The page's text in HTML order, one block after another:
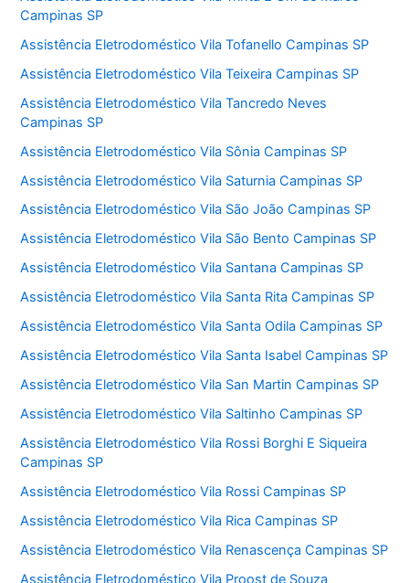
Campinas SP
Assistência Eletrodoméstico Vila Tofanello Campinas SP
Assistência Eletrodoméstico Vila Teixeira Campinas SP
Assistência Eletrodoméstico Vila Tancredo Neves
Campinas SP
Assistência Eletrodoméstico Vila Sônia Campinas SP
Assistência Eletrodoméstico Vila Saturnia Campinas SP
Assistência Eletrodoméstico Vila São João Campinas SP
Assistência Eletrodoméstico Vila São Bento Campinas SP
Assistência Eletrodoméstico Vila Santana Campinas SP
Assistência Eletrodoméstico Vila Santa Rita Campinas SP
Assistência Eletrodoméstico Vila Santa Odila Campinas SP
Assistência Eletrodoméstico Vila Santa Isabel Campinas SP
Assistência Eletrodoméstico Vila San Martin Campinas SP
Assistência Eletrodoméstico Vila Saltinho Campinas SP
Assistência Eletrodoméstico Vila Rossi Borghi E Siqueira
Campinas SP
Assistência Eletrodoméstico Vila Rossi Campinas SP
Assistência Eletrodoméstico Vila Rica Campinas SP
Assistência Eletrodoméstico Vila Renascença Campinas SP
Assistência Eletrodoméstico Vila Proost de Souza